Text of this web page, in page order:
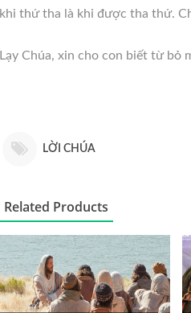
khi thứ tha là khi được tha thứ.
Lạy Chúa, xin cho con biết từ bỏ
LỜI CHÚA
Related Products